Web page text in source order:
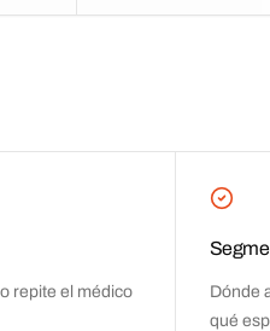
repite el médico
Dónde
qué